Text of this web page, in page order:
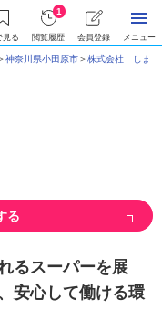
見る
1
閲覧履歴 会員登録 メニュー
神奈川県小田原市＞株式会社 しまむ
る
るスーパーを展
安心して働ける環